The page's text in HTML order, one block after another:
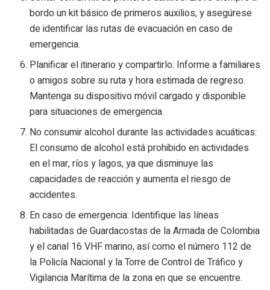
bordo un kit básico de primeros auxilios, y asegúrese
de identificar las rutas de evacuación en caso de
emergencia.
Planificar el itinerario y compartirlo: Informe a familiares
o amigos sobre su ruta y hora estimada de regreso.
Mantenga su dispositivo móvil cargado y disponible
para situaciones de emergencia.
No consumir alcohol durante las actividades acuáticas:
El consumo de alcohol está prohibido en actividades
en el mar, ríos y lagos, ya que disminuye las
capacidades de reacción y aumenta el riesgo de
accidentes.
En caso de emergencia: Identifique las líneas
habilitadas de Guardacostas de la Armada de Colombia
y el canal 16 VHF marino, así como el número 112 de
la Policía Nacional y la Torre de Control de Tráfico y
Vigilancia Marítima de la zona en que se encuentre.